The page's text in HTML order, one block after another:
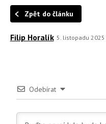
Zpět do článku
Filip Horalík 5. listopadu 2025
Odebírat